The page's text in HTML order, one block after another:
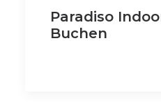
Paradiso
Buchen